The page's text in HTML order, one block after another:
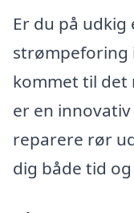
Er du på
strømpeforing
kommet til det
er en
reparere rør
dig både tid